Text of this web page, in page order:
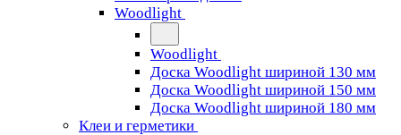
Woodlight
Woodlight
Доска Woodlight шириной 130 мм
Доска Woodlight шириной 150 мм
Доска Woodlight шириной 180 мм
Клеи и герметики